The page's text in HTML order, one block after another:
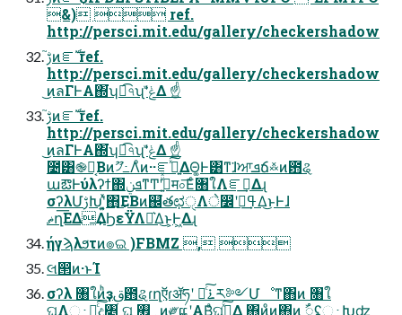
&)  ref.
http://persci.mit.edu/gallery/checkershadow
ࢹ֮ͷೝࣝ ref.
http://persci.mit.edu/gallery/checkershadow
͜ͷลΓͰΑ͏΍͘ʮಉ͡৭ʯʹݟ͑ͯ͘Δ ☝
ࢹ֮ͷೝࣝ ref.
http://persci.mit.edu/gallery/checkershadow
͜ͷลΓͰΑ͏΍͘ʮಉ͡৭ʯʹݟ͑ͯ͘Δ ☝
೴͸֎ք͔Βͷޫ৴߸Λͦͷ··ೝ͍ࣝͯ͠ΔΘ͚Ͱ͸ͳ͘ɺਆܦճ࿏ͷ఻ୡ
աఔͰύλʔϯ΍ܦݧͳͲʹج͍ͮͯम০͞Εͨ৘ใΛೝࣝ͢Δɻ
σʔλՄࢹԽʹ͓͍ͯ΋͜ΕΒͷ஌֮తಛੑΛे෼ʹߟྀ͢Δ͜ͱͰɺ
ޡղ͞ΕΔ͢ΔϦεΫΛԼ͛Δ͜ͱ͕Ͱ͖Δɻ
ήγϡλϧτͷ๏ଇ )FBMZ , 
લ൒ͷ·ͱΊ
σʔλ ৘ใͷ͏ͪҙࢥ఻ୡɾղऍɾॲཧʹ దͨ͠࠶ར༻Մೳͳ΋ͷ ৘ใ
࣮ଘΛූ߸Խͨ͠ද৅ ࣮ଘ ؍࡯ͷ༗ແʹΑΒͣଘࡏ͍ͯ͠Δ ΋ͷͦͷ΋ͷ ࣸ૾ʢූ߸Խʣ